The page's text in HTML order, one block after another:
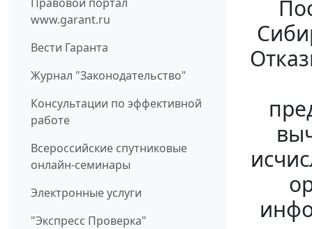
www.garant.ru
Вести Гаранта
Журнал "Законодательство"
Консультации по эффективной
работе
Всероссийские спутниковые
онлайн-семинары
Электронные услуги
"Экспресс Проверка"